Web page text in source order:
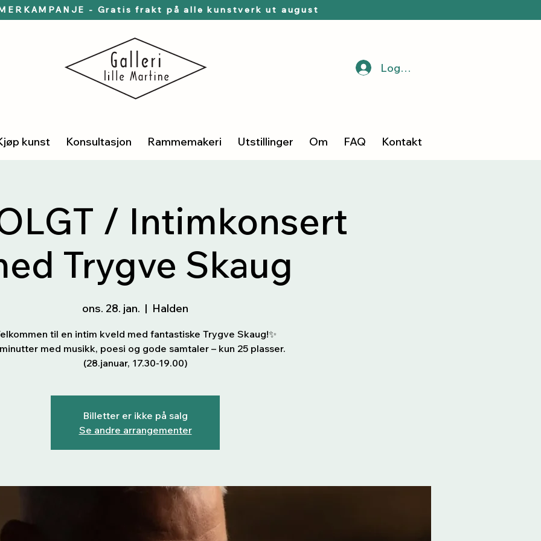
- Gratis frakt på alle kunstverk ut august
Logg inn
kunst Konsultasjon Rammemakeri Utstillinger Om FAQ Kontakt
/ Intimkonsert
Trygve Skaug
ons. 28. jan.
  |
Halden
til en intim kveld med fantastiske Trygve Skaug!✨
med musikk, poesi og gode samtaler – kun 25 plasser.
(28.januar, 17.30-19.00)
Billetter er ikke på salg
Se andre arrangementer